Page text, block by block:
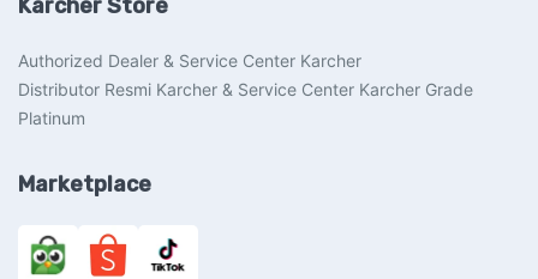
Karcher Store
Authorized Dealer & Service Center Karcher
Distributor Resmi Karcher & Service Center Karcher Grade
Platinum
Marketplace